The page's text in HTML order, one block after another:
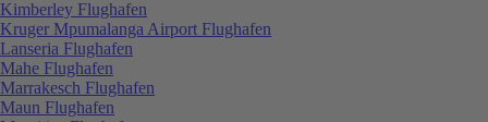
Kimberley Flughafen
Kruger Mpumalanga Airport Flughafen
Lanseria Flughafen
Mahe Flughafen
Marrakesch Flughafen
Maun Flughafen